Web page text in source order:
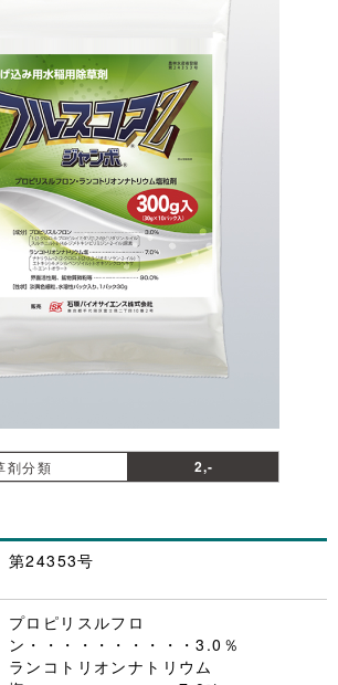
剤分類 2,-
第24353号
プロピリスルフロ
ン・・・・・・・・・・3.0％
ランコトリオンナトリウム